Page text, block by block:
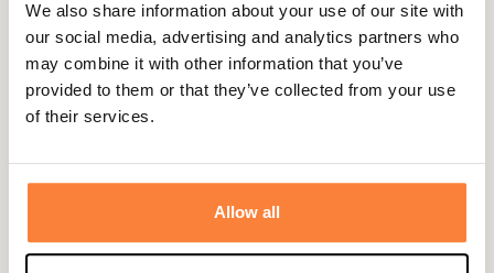
We also share information about your use of our site with
our social media, advertising and analytics partners who
may combine it with other information that you’ve
provided to them or that they’ve collected from your use
of their services.
Allow all
Zamberlan assure une grande adhérence, même sur sol
Poids d'environ 815 grammes par chaussure.
Membrane GORE-TEX